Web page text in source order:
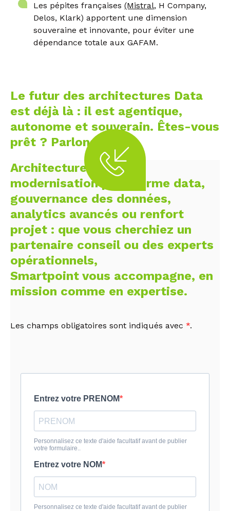
Les pépites françaises (Mistral, H Company,
Delos, Klark) apportent une dimension
souveraine et innovante, pour éviter une
dépendance totale aux GAFAM.
Le futur des architectures Data
est déjà là : il est agentique,
autonome et souverain. Êtes-vous
prêt ? Parlons-en.
Architecture Data IA,
modernisation plateforme data,
gouvernance des données,
analytics avancés ou renfort
projet : que vous cherchiez un
partenaire conseil ou des experts
opérationnels,
Smartpoint vous accompagne, en
mission comme en expertise.
Les champs obligatoires sont indiqués avec *.